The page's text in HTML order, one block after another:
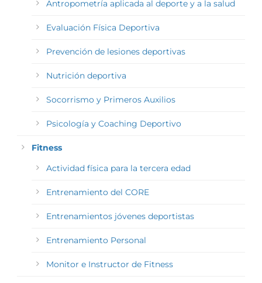
Antropometría aplicada al deporte y a la salud
Evaluación Física Deportiva
Prevención de lesiones deportivas
Nutrición deportiva
Socorrismo y Primeros Auxilios
Psicología y Coaching Deportivo
Fitness
Actividad física para la tercera edad
Entrenamiento del CORE
Entrenamientos jóvenes deportistas
Entrenamiento Personal
Monitor e Instructor de Fitness